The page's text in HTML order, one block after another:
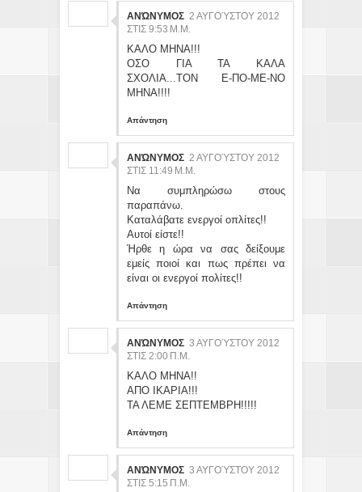
ΑΝΏΝΥΜΟΣ 2 ΑΥΓΟΎΣΤΟΥ 2012
ΣΤΙΣ 9:53 Μ.Μ.
ΚΑΛΟ ΜΗΝΑ!!!
ΟΣΟ ΓΙΑ ΤΑ ΚΑΛΑ
ΣΧΟΛΙΑ...ΤΟΝ Ε-ΠΟ-ΜΕ-ΝΟ
ΜΗΝΑ!!!!
Απάντηση
ΑΝΏΝΥΜΟΣ 2 ΑΥΓΟΎΣΤΟΥ 2012
ΣΤΙΣ 11:49 Μ.Μ.
Να συμπληρώσω στους
παραπάνω.
Καταλάβατε ενεργοί οπλίτες!!
Αυτοί είστε!!
Ήρθε η ώρα να σας δείξουμε
εμείς ποιοί και πως πρέπει να
είναι οι ενεργοί πολίτες!!
Απάντηση
ΑΝΏΝΥΜΟΣ 3 ΑΥΓΟΎΣΤΟΥ 2012
ΣΤΙΣ 2:00 Π.Μ.
ΚΑΛΟ ΜΗΝΑ!!
ΑΠΟ ΙΚΑΡΙΑ!!!
ΤΑ ΛΕΜΕ ΣΕΠΤΕΜΒΡΗ!!!!!
Απάντηση
ΑΝΏΝΥΜΟΣ 3 ΑΥΓΟΎΣΤΟΥ 2012
ΣΤΙΣ 5:15 Π.Μ.